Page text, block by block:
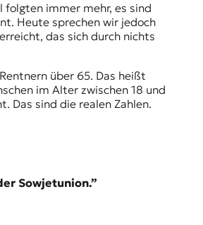
immer mehr, es sind
Heute sprechen wir jedoch
das sich durch nichts
über 65. Das heißt
im Alter zwischen 18 und
Das sind die realen Zahlen.
Sowjetunion.”